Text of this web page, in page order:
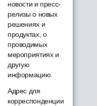
новости и пресс-
релизы о новых
решениях и
продуктах, о
проводимых
мероприятиях и
другую
информацию.
Адрес для
корреспонденции